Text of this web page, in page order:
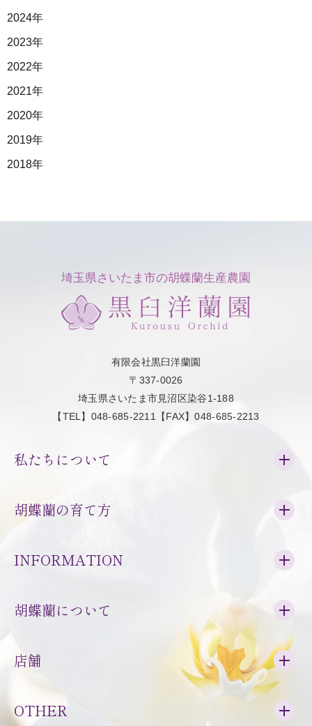
2024年
2023年
2022年
2021年
2020年
2019年
2018年
埼玉県さいたま市の胡蝶蘭生産農園
有限会社黒臼洋蘭園
〒337-0026
埼玉県さいたま市見沼区染谷1-188
【TEL】048-685-2211【FAX】048-685-2213
私たちについて
胡蝶蘭の育て方
INFORMATION
胡蝶蘭について
店舗
OTHER